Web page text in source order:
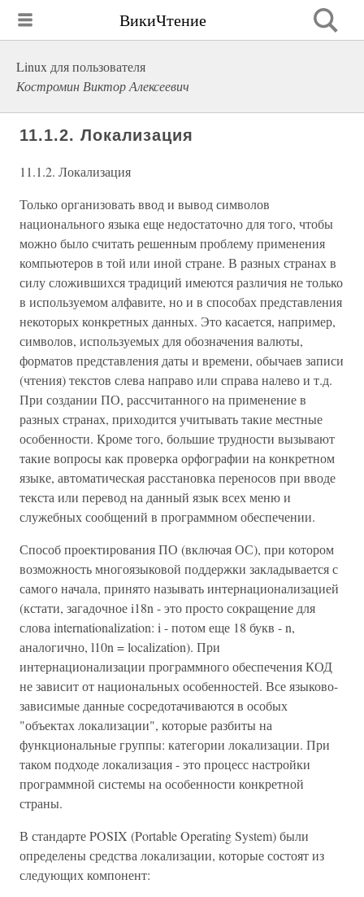
ВикиЧтение
Linux для пользователя
Костромин Виктор Алексеевич
11.1.2. Локализация
11.1.2. Локализация
Только организовать ввод и вывод символов
национального языка еще недостаточно для того, чтобы
можно было считать решенным проблему применения
компьютеров в той или иной стране. В разных странах в
силу сложившихся традиций имеются различия не только
в используемом алфавите, но и в способах представления
некоторых конкретных данных. Это касается, например,
символов, используемых для обозначения валюты,
форматов представления даты и времени, обычаев записи
(чтения) текстов слева направо или справа налево и т.д.
При создании ПО, рассчитанного на применение в
разных странах, приходится учитывать такие местные
особенности. Кроме того, большие трудности вызывают
такие вопросы как проверка орфографии на конкретном
языке, автоматическая расстановка переносов при вводе
текста или перевод на данный язык всех меню и
служебных сообщений в программном обеспечении.
Способ проектирования ПО (включая ОС), при котором
возможность многоязыковой поддержки закладывается с
самого начала, принято называть интернационализацией
(кстати, загадочное i18n - это просто сокращение для
слова internationalization: i - потом еще 18 букв - n,
аналогично, l10n = localization). При
интернационализации программного обеспечения КОД
не зависит от национальных особенностей. Все языково-
зависимые данные сосредотачиваются в особых
"объектах локализации", которые разбиты на
функциональные группы: категории локализации. При
таком подходе локализация - это процесс настройки
программной системы на особенности конкретной
страны.
В стандарте POSIX (Portable Operating System) были
определены средства локализации, которые состоят из
следующих компонент: